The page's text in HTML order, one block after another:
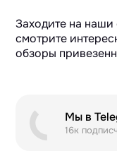
Заходите на наши
смотрите
обзоры
Мы в
16к